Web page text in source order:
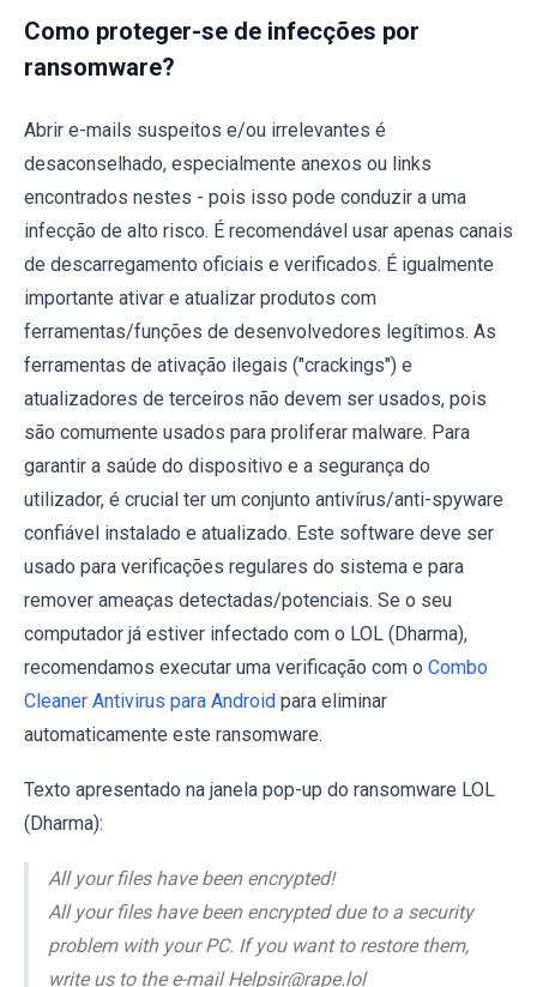
Como proteger-se de infecções por
ransomware?
Abrir e-mails suspeitos e/ou irrelevantes é
desaconselhado, especialmente anexos ou links
encontrados nestes - pois isso pode conduzir a uma
infecção de alto risco. É recomendável usar apenas canais
de descarregamento oficiais e verificados. É igualmente
importante ativar e atualizar produtos com
ferramentas/funções de desenvolvedores legítimos. As
ferramentas de ativação ilegais ("crackings") e
atualizadores de terceiros não devem ser usados, pois
são comumente usados para proliferar malware. Para
garantir a saúde do dispositivo e a segurança do
utilizador, é crucial ter um conjunto antivírus/anti-spyware
confiável instalado e atualizado. Este software deve ser
usado para verificações regulares do sistema e para
remover ameaças detectadas/potenciais. Se o seu
computador já estiver infectado com o LOL (Dharma),
recomendamos executar uma verificação com o Combo
Cleaner Antivirus para Android para eliminar
automaticamente este ransomware.
Texto apresentado na janela pop-up do ransomware LOL
(Dharma):
All your files have been encrypted!
All your files have been encrypted due to a security
problem with your PC. If you want to restore them,
write us to the e-mail Helpsir@rape.lol